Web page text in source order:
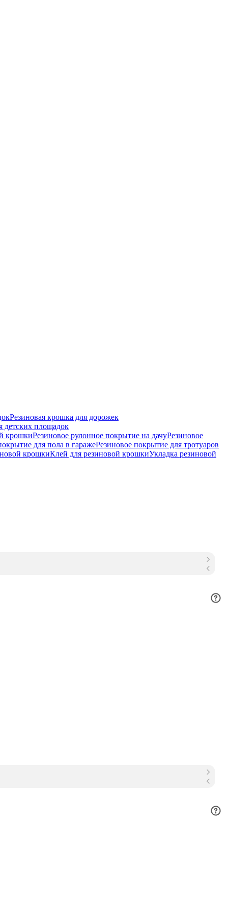
Резиновая крошка для дорожек
детских площадок
крошкиРезиновое рулонное покрытие на дачуРезиновое
для пола в гаражеРезиновое покрытие для тротуаров
крошкиКлей для резиновой крошкиУкладка резиновой